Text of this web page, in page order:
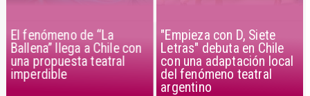
El fenómeno de “La
Ballena” llega a Chile con
una propuesta teatral
imperdible
"Empieza con D, Siete
Letras" debuta en Chile
con una adaptación local
del fenómeno teatral
argentino